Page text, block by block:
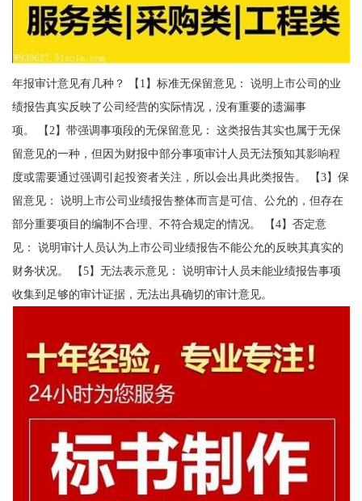
年报审计意见有几种？ 【1】标准无保留意见： 说明上市公司的业
绩报告真实反映了公司经营的实际情况，没有重要的遗漏事
项。 【2】带强调事项段的无保留意见： 这类报告其实也属于无保
留意见的一种，但因为财报中部分事项审计人员无法预知其影响程
度或需要通过强调引起投资者关注，所以会出具此类报告。 【3】保
留意见： 说明上市公司业绩报告整体而言是可信、公允的，但存在
部分重要项目的编制不合理、不符合规定的情况。 【4】否定意
见： 说明审计人员认为上市公司业绩报告不能公允的反映其真实的
财务状况。 【5】无法表示意见： 说明审计人员未能业绩报告事项
收集到足够的审计证据，无法出具确切的审计意见。